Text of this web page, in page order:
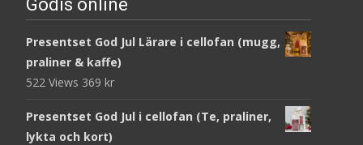
Godis online
Presentset God Jul Lärare i cellofan (mugg,
praliner & kaffe)
522 Views 369 kr
Presentset God Jul i cellofan (Te, praliner,
lykta och kort)